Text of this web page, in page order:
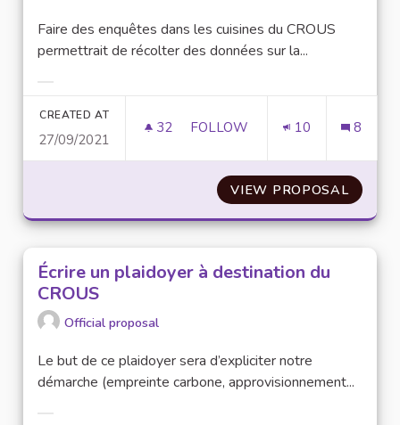
Faire des enquêtes dans les cuisines du CROUS
permettrait de récolter des données sur la...
CREATED AT
27/09/2021
32 32 FOLLOWERS
FOLLOW 10 8
VIEW PROPOSALUNE
Écrire un plaidoyer à destination du
CROUS
Official proposal
Le but de ce plaidoyer sera d’expliciter notre
démarche (empreinte carbone, approvisionnement...